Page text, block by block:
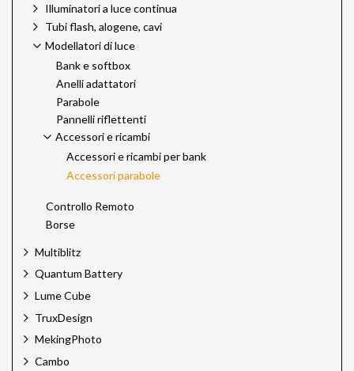
Illuminatori a luce continua
Tubi flash, alogene, cavi
Modellatori di luce
Bank e softbox
Anelli adattatori
Parabole
Pannelli riflettenti
Accessori e ricambi
Accessori e ricambi per bank
Accessori parabole
Controllo Remoto
Borse
Multiblitz
Quantum Battery
Lume Cube
TruxDesign
MekingPhoto
Cambo